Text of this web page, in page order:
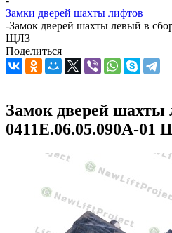
Замки дверей шахты лифтов
-Замок дверей шахты левый в
ЩЛЗ
Поделиться
Замок дверей
0411Е.06.05.090А-01